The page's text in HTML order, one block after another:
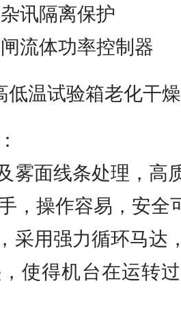
讯隔离保护
流体功率控制器
雾面线条处理，高
，操作容易，安全
采用强力循环马达
使得机台在运转